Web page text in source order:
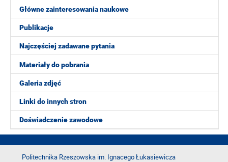
Główne zainteresowania naukowe
Publikacje
Najczęściej zadawane pytania
Materiały do pobrania
Galeria zdjęć
Linki do innych stron
Doświadczenie zawodowe
Politechnika Rzeszowska im. Ignacego Łukasiewicza